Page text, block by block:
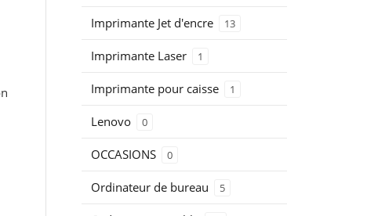
Imprimante Jet d'encre 13
Imprimante Laser 1
Imprimante pour caisse 1
Lenovo 0
OCCASIONS 0
Ordinateur de bureau 5